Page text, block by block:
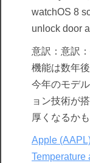
watchOS 8
unlock door
意訳：意訳
機能は数年
今年のモデ
ョン技術が
厚くなるかも
Apple
Temperature